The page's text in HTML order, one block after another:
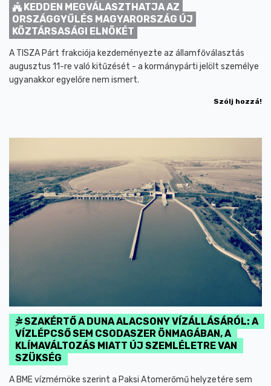
KEDDEN MEGVÁLASZTHATJA AZ
ORSZÁGGYŰLÉS MAGYARORSZÁG ÚJ
KÖZTÁRSASÁGI ELNÖKÉT
A TISZA Párt frakciója kezdeményezte az államfőválasztás
augusztus 11-re való kitűzését - a kormánypárti jelölt személye
ugyanakkor egyelőre nem ismert.
Szólj hozzá!
SZAKÉRTŐ A DUNA ALACSONY VÍZÁLLÁSÁRÓL: A
VÍZLÉPCSŐ SEM CSODASZER ÖNMAGÁBAN, A
KLÍMAVÁLTOZÁS MIATT ÚJ SZEMLÉLETRE VAN
SZÜKSÉG
A BME vízmérnöke szerint a Paksi Atomerőmű helyzetére sem